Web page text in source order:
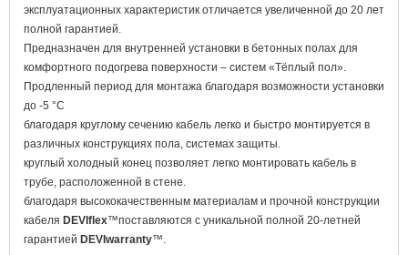
эксплуатационных характеристик отличается увеличенной до 20 лет
полной гарантией.
Предназначен для внутренней установки в бетонных полах для
комфортного подогрева поверхности – систем «Тёплый пол».
Продленный период для монтажа благодаря возможности установки
до -5 °C
благодаря круглому сечению кабель легко и быстро монтируется в
различных конструкциях пола, системах защиты.
круглый холодный конец позволяет легко монтировать кабель в
трубе, расположенной в стене.
благодаря высококачественным материалам и прочной конструкции
кабеля DEVIflex™поставляются с уникальной полной 20-летней
гарантией DEVIwarranty™.